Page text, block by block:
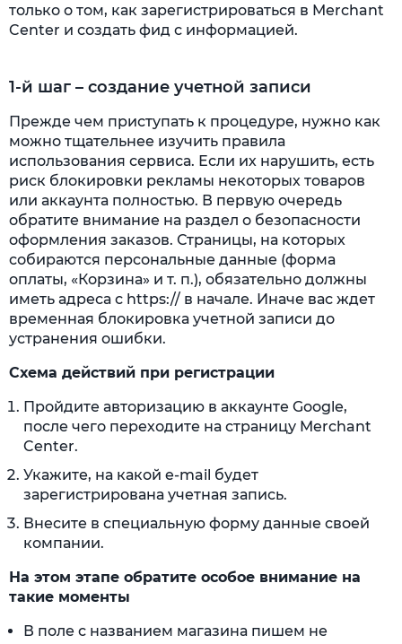
только о том, как зарегистрироваться в Merchant
Center и создать фид с информацией.
1-й шаг – создание учетной записи
Прежде чем приступать к процедуре, нужно как
можно тщательнее изучить правила
использования сервиса. Если их нарушить, есть
риск блокировки рекламы некоторых товаров
или аккаунта полностью. В первую очередь
обратите внимание на раздел о безопасности
оформления заказов. Страницы, на которых
собираются персональные данные (форма
оплаты, «Корзина» и т. п.), обязательно должны
иметь адреса с https:// в начале. Иначе вас ждет
временная блокировка учетной записи до
устранения ошибки.
Схема действий при регистрации
Пройдите авторизацию в аккаунте Google,
после чего переходите на страницу Merchant
Center.
Укажите, на какой e-mail будет
зарегистрирована учетная запись.
Внесите в специальную форму данные своей
компании.
На этом этапе обратите особое внимание на
такие моменты
В поле с названием магазина пишем не